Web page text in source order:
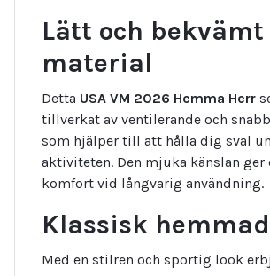
Lätt och bekvämt
material
Detta USA VM 2026 Hemma Herr
tillverkat av ventilerande och
som hjälper till att hålla dig sval
aktiviteten. Den mjuka känslan ger
komfort vid långvarig användning.
Klassisk
Med en stilren och sportig look